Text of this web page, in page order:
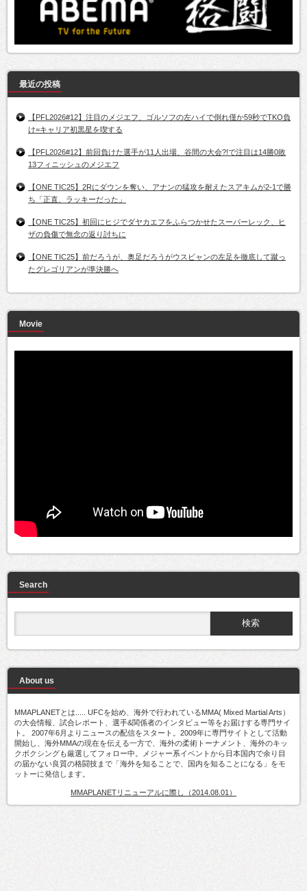
最近の投稿
【PFL2026#12】注目のメジエフ、ゴルソフの左ハイで倒れ僅か59秒でTKO負
け=キャリア初黒星を喫する
【PFL2026#12】前回負けた選手が11人出場、谷間の大会?!で注目は14勝0敗
13フィニッシュのメジエフ
【ONE TIC25】2Rにダウンを奪い、アナンの猛攻を耐えたスアキムが2-1で勝
ち「正直、ラッキーだった」
【ONE TIC25】初回にヒジでダヤカエフをふらつかせたスーパーレック、ヒ
ザの負傷で無念の返り討ちに
【ONE TIC25】前だろうが、奥足だろうがウスビャンの左足を徹底して蹴っ
たグレゴリアンが準決勝へ
Movie
Search
About us
MMAPLANETとは..... UFCを始め、海外で行われているMMA( Mixed Martial Arts）
の大会情報、試合レポート、選手&関係者のインタビュー等をお届けする専門サイ
ト。 2007年6月よりニュースの配信をスタート。2009年に専門サイトとして活動
開始し、海外MMAの現在を伝える一方で、海外の柔術トーナメント、海外のキッ
クボクシングも厳選してフォロー中。メジャー系イベントから日本国内で余り目
の届かない良質の格闘技まで「海外を知ることで、国内を知ることになる」をモ
ットーに発信します。
MMAPLANETリニューアルに際し（2014.08.01）